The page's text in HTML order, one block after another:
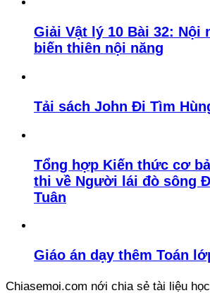
Giải Vật lý 10 Bài 32: Nội
biến thiên nội năng
Tải sách John Đi Tìm
Tổng hợp Kiến thức cơ
thi về Người lái đò sông
Tuân
Giáo án dạy thêm Toán
Chiasemoi.com nới chia sẻ tài liệu